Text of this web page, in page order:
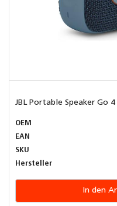
JBL Portable Speaker Go
OEM
EAN
SKU
Hersteller
In den